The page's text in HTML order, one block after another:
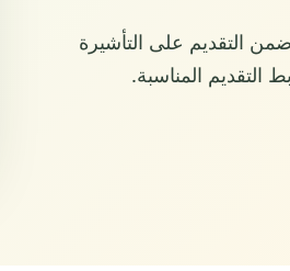
التقديم على التأشيرة
التقديم المناسبة.